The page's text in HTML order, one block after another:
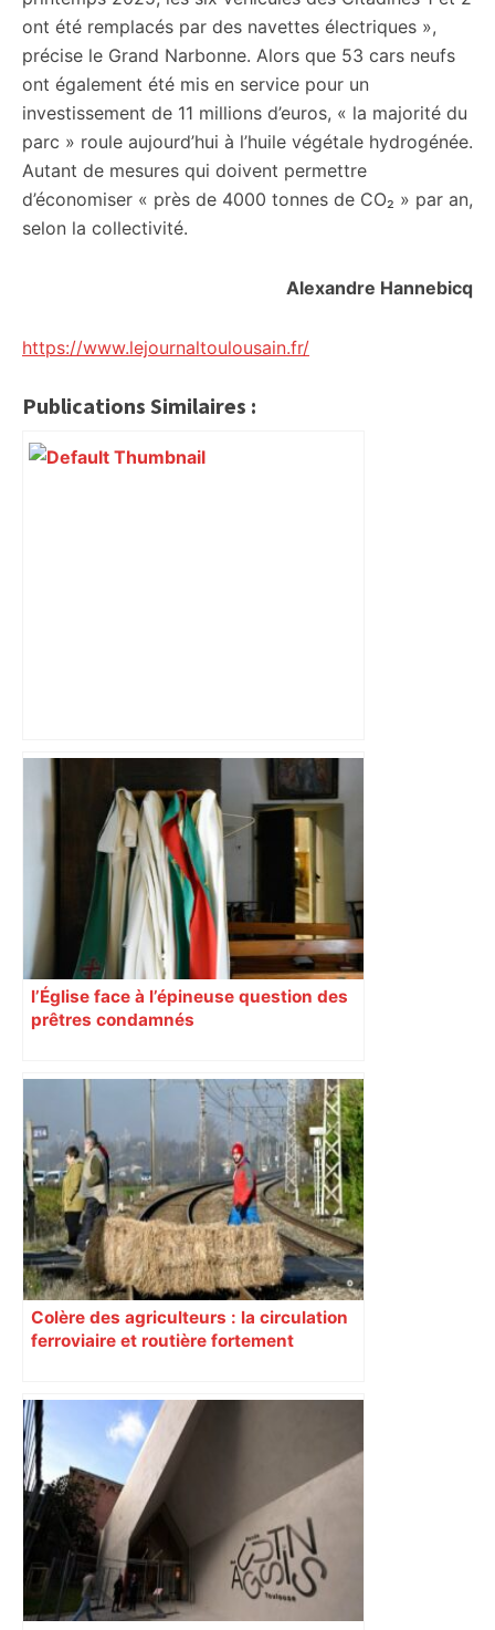
ont été remplacés par des navettes électriques »,
précise le Grand Narbonne. Alors que 53 cars neufs
ont également été mis en service pour un
investissement de 11 millions d’euros, « la majorité du
parc » roule aujourd’hui à l’huile végétale hydrogénée.
Autant de mesures qui doivent permettre
d’économiser « près de 4000 tonnes de CO₂ » par an,
selon la collectivité.
Alexandre Hannebicq
https://www.lejournaltoulousain.fr/
Publications Similaires :
Près de Toulouse : dans cette zone
économique, un axe majeur va être
fermé en fin de soirée, voici les
déviations – Actu.fr
l’Église face à l’épineuse question des
prêtres condamnés
Colère des agriculteurs : la circulation
ferroviaire et routière fortement